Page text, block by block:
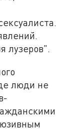
лузеров".
люди не